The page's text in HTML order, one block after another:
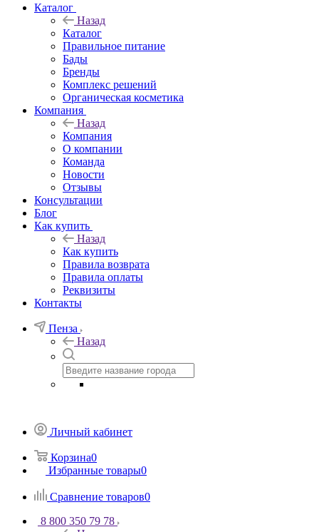
Каталог
Назад
Каталог
Правильное питание
Бады
Бренды
Комплекс решений
Органическая косметика
Компания
Назад
Компания
О компании
Команда
Новости
Отзывы
Консультации
Блог
Как купить
Назад
Как купить
Правила возврата
Правила оплаты
Реквизиты
Контакты
Пенза
Назад
Личный кабинет
Корзина0
Избранные товары0
Сравнение товаров0
8 800 350 79 78